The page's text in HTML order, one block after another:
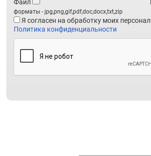
Файл
форматы - jpg,png,gif,pdf,doc,docx,txt,zip
Я согласен на обработку моих
Политика конфиденциальности